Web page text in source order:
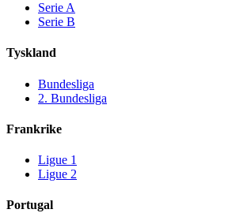
Serie A
Serie B
Tyskland
Bundesliga
2. Bundesliga
Frankrike
Ligue 1
Ligue 2
Portugal